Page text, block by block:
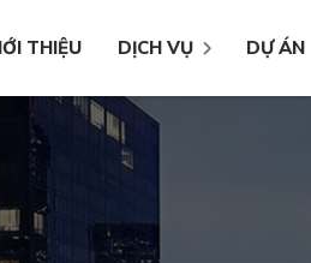
THIỆU DỊCH VỤ DỰ ÁN